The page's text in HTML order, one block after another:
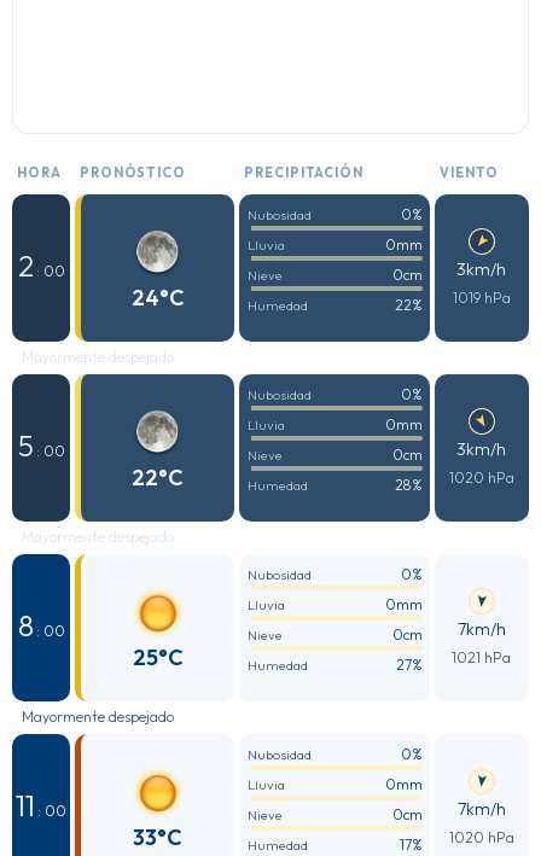
HORA PRONÓSTICO PRECIPITACIÓN VIENTO
2 : 00
24°C
Nubosidad 0%
Lluvia 0mm
Nieve 0cm
Humedad 22%
3km/h
1019 hPa
Mayormente despejado
5 : 00
22°C
Nubosidad 0%
Lluvia 0mm
Nieve 0cm
Humedad 28%
3km/h
1020 hPa
Mayormente despejado
8 : 00
25°C
Nubosidad 0%
Lluvia 0mm
Nieve 0cm
Humedad 27%
7km/h
1021 hPa
Mayormente despejado
11 : 00
33°C
Nubosidad 0%
Lluvia 0mm
Nieve 0cm
Humedad 17%
7km/h
1020 hPa